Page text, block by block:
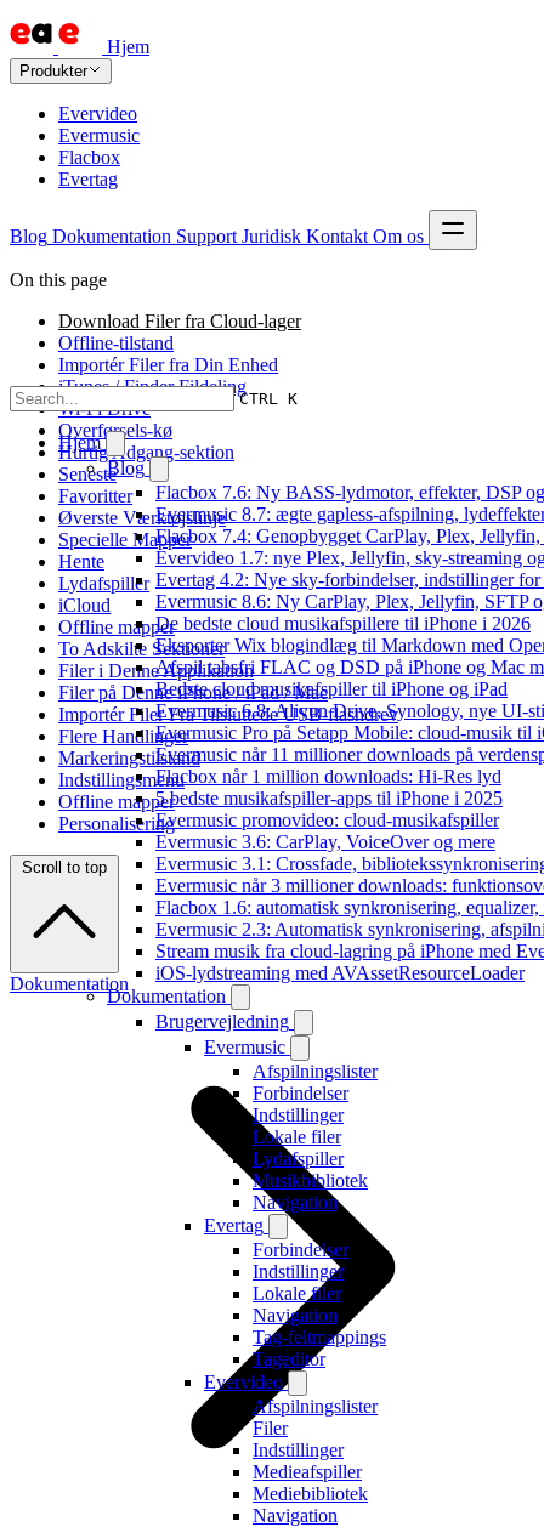
Hjem
Produkter
Evervideo
Evermusic
Flacbox
Evertag
Blog Dokumentation Support Juridisk Kontakt Om os
CTRL K
Hjem
Blog
Flacbox 7.6: Ny BASS-lydmotor, effekter, DSP
Evermusic 8.7: ægte gapless-afspilning,
Flacbox 7.4: Genopbygget CarPlay, Plex,
Evervideo 1.7: nye Plex, Jellyfin, sky-streaming
Evertag 4.2: Nye sky-forbindelser, indstillinger
Evermusic 8.6: Ny CarPlay, Plex, Jellyfin, SFTP
De bedste cloud musikafspillere til iPhone i 2026
Eksporter Wix blogindlæg til Markdown med
Afspil tabsfri FLAC og DSD på iPhone og Mac
Bedste cloud musikafspiller til iPhone og iPad
Evermusic 6.8: Aliyun Drive, Synology, nye UI-
Evermusic Pro på Setapp Mobile: cloud-musik til
Evermusic når 11 millioner downloads på
Flacbox når 1 million downloads: Hi-Res lyd
5 bedste musikafspiller-apps til iPhone i 2025
Evermusic promovideo: cloud-musikafspiller
Evermusic 3.6: CarPlay, VoiceOver og mere
Evermusic 3.1: Crossfade,
Evermusic når 3 millioner downloads:
Flacbox 1.6: automatisk synkronisering,
Evermusic 2.3: Automatisk synkronisering,
Stream musik fra cloud-lagring på iPhone med
iOS-lydstreaming med AVAssetResourceLoader
Dokumentation
Brugervejledning
Evermusic
Afspilningslister
Forbindelser
Indstillinger
Lokale filer
Lydafspiller
Musikbibliotek
Navigation
Evertag
Forbindelser
Indstillinger
Lokale filer
Navigation
Tag-feltmappings
Tageditor
Evervideo
Afspilningslister
Filer
Indstillinger
Medieafspiller
Mediebibliotek
Navigation
On this page
Download Filer fra Cloud-lager
Offline-tilstand
Importér Filer fra Din Enhed
iTunes / Finder Fildeling
Wi-Fi Drive
Overførsels-kø
Hurtig Adgang-sektion
Seneste
Favoritter
Øverste Værktøjslinje
Specielle Mapper
Hente
Lydafspiller
iCloud
Offline mapper
To Adskilte Sektioner
Filer i Denne Applikation
Filer på Denne iPhone / iPad / Mac
Importér Filer Fra Tilsluttede USB-flashdrev
Flere Handlinger
Markeringstilstand
Indstillingsmenu
Offline mapper
Personalisering
Scroll to top
Dokumentation